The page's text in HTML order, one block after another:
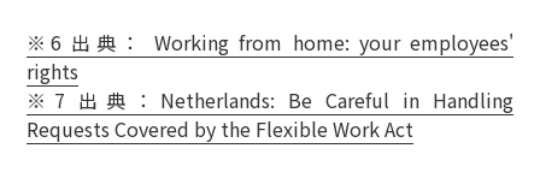
※6 出典： Working from home: your employees'
rights
※7 出典：Netherlands: Be Careful in Handling
Requests Covered by the Flexible Work Act